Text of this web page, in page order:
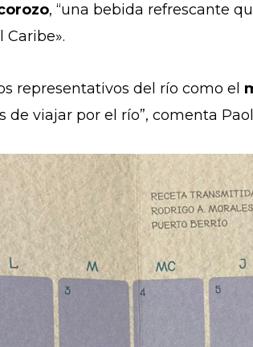
, “una bebida refrescante
representativos del río como el
de viajar por el río”, comenta